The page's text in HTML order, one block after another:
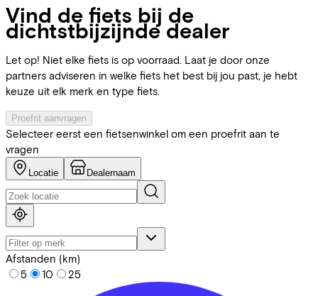
Vind de fiets bij de
dichtstbijzijnde dealer
Let op! Niet elke fiets is op voorraad. Laat je door onze
partners adviseren in welke fiets het best bij jou past, je hebt
keuze uit elk merk en type fiets.
Proefrit aanvragen
Selecteer eerst een fietsenwinkel om een proefrit aan te
vragen
Locatie Dealernaam
Afstanden (km)
5
10 25